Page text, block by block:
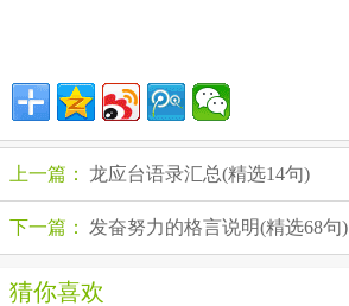
上一篇： 龙应台语录汇总(精选14句)
下一篇： 发奋努力的格言说明(精选68句)
猜你喜欢